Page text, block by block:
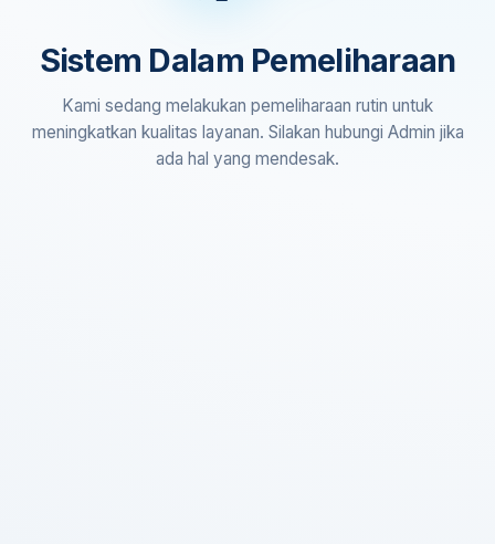
Sistem Dalam Pemeliharaan
Kami sedang melakukan pemeliharaan rutin untuk
meningkatkan kualitas layanan. Silakan hubungi Admin jika
ada hal yang mendesak.